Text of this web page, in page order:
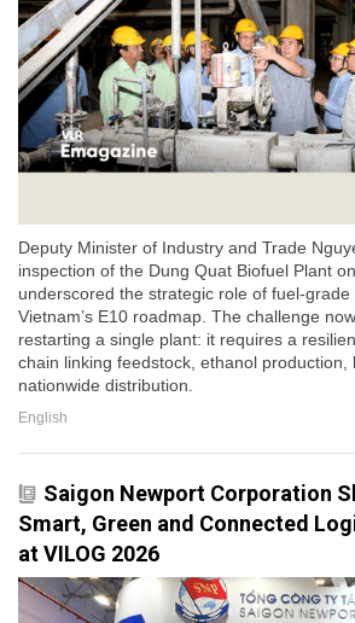
Deputy Minister of Industry and Trade
inspection of the Dung Quat Biofuel Plant
underscored the strategic role of fuel-
Vietnam’s E10 roadmap. The challenge
restarting a single plant: it requires a
chain linking feedstock, ethanol production,
nationwide distribution.
English
Saigon Newport Corporation
Smart, Green and Connected
at VILOG 2026